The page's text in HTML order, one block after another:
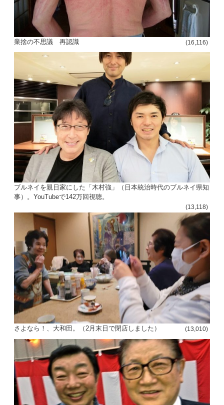
業捨の不思議 再認識 (16,116)
ブルネイを親日家にした「木村強」（日本統治時代のブルネイ県知
事）。YouTubeで142万回視聴。
(13,118)
さよなら！、大和田。（2月末日で閉店しました） (13,010)